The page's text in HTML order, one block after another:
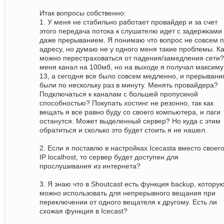
Итак вопросы собственно:
1. У меня не стабильно работает провайдер и за счет
этого передача потока к слушателю идет с задержками
даже прерыванием. Я понимаю что вопрос не совсем
адресу, но думаю не у одного меня такие проблемы.
можно перестраховаться от падения/замедления
меня канал на 100мб, но на выходе я получал
13, а сегодня все было совсем медленно, и
были по нескольку раз в минуту. Менять провайдера?
Подключаться к каналам с большей пропускной
способностью? Покупать хостинг не резонно, так как
вещать я все равно буду со своего компьютера, и лаги
останутся. Может выделенный сервер? Но куда с этим
обратиться и сколько это будет стоить я не нашел.
2. Если я поставлю в настройках Icecastа вместо своего
IP localhost, то сервер будет доступен для
прослушивания из интернета?
3. Я знаю что в Shoutcast есть функция backup,
можно использовать для непрерывного вещания при
переключении от одного вещателя к другому. Есть ли
схожая функция в Icecast?